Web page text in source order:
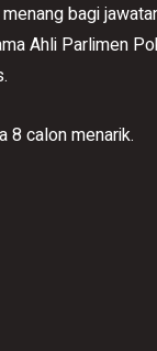
bagi
Ahli Parlimen
8 calon menarik.